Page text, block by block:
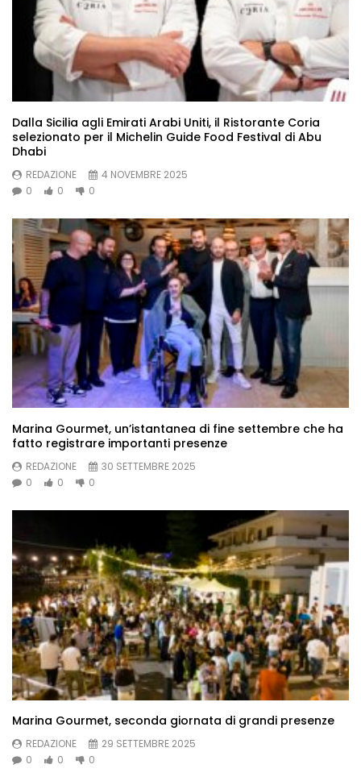
Dalla Sicilia agli Emirati Arabi Uniti, il Ristorante Coria
selezionato per il Michelin Guide Food Festival di Abu
Dhabi
REDAZIONE
4 NOVEMBRE 2025
0
0 0
Marina Gourmet, un’istantanea di fine settembre che ha
fatto registrare importanti presenze
REDAZIONE
30 SETTEMBRE 2025
0
0 0
Marina Gourmet, seconda giornata di grandi presenze
REDAZIONE
29 SETTEMBRE 2025
0
0 0